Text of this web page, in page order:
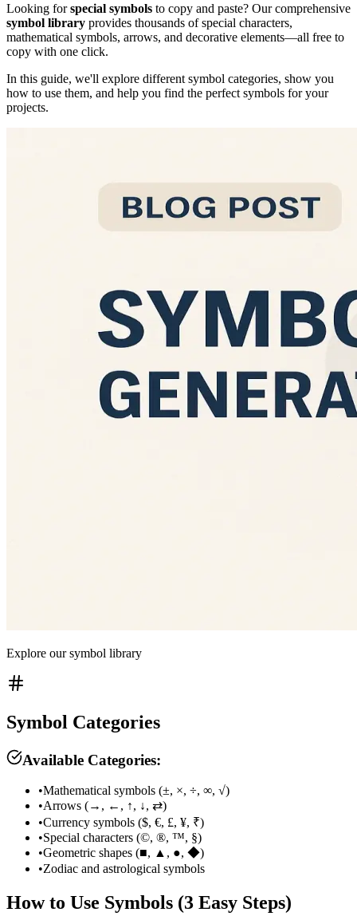
Looking forspecial symbols to copy and paste? Our comprehensive
symbol library provides thousands of special characters,
mathematical symbols, arrows, and decorative elements—all free to
copy with one click.
In this guide, we'll explore different symbol categories, show you
how to use them, and help you find the perfect symbols for your
projects.
Explore our symbol library
Symbol Categories
Available Categories:
•Mathematical symbols (±, ×, ÷, ∞, √)
•Arrows (→, ←, ↑, ↓, ⇄)
•Currency symbols ($, €, £, ¥, ₹)
•Special characters (©, ®, ™, §)
•Geometric shapes (■, ▲, ●, ◆)
•Zodiac and astrological symbols
How to Use Symbols (3 Easy Steps)